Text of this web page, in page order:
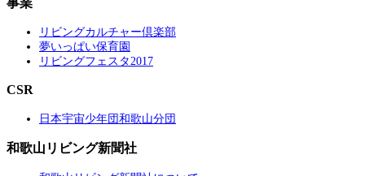
リビングカルチャー倶楽部
夢いっぱい保育園
リビングフェスタ2017
CSR
日本宇宙少年団和歌山分団
和歌山リビング新聞社